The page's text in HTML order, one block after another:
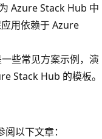
Azure Stack Hub 中
用依赖于 Azure
一些常见方案示例，演
Stack Hub 的模板。
以下文章：